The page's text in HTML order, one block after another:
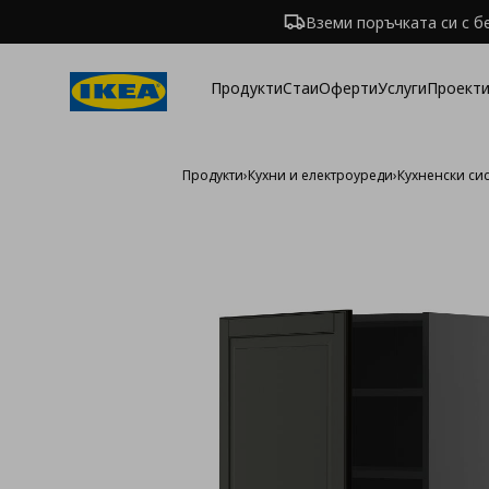
Вземи поръчката си с
ПродуктиСтаиОфертиУслуги
Продукти›Кухни и електроуреди›Кухненски